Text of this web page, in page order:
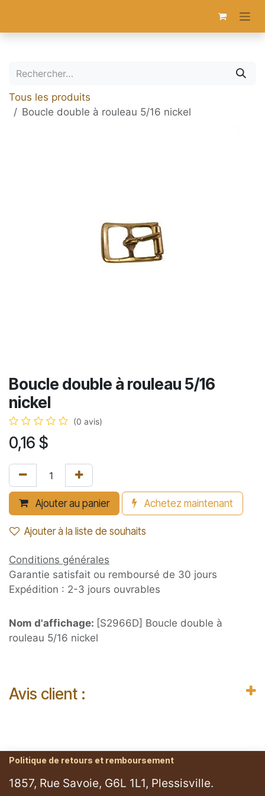
Tous les produits
Boucle double à rouleau 5/16 nickel
Boucle double à rouleau 5/16
nickel
(0 avis)
0,16 $
Ajouter au panier Achetez maintenant
Ajouter à la liste de souhaits
Conditions générales
Garantie satisfait ou remboursé de 30 jours
Expédition : 2-3 jours ouvrables
Nom d'affichage: [S2966D] Boucle double à
rouleau 5/16 nickel
Avis client :
Politique de retours et remboursement
1857, Rue Savoie, G6L 1L1, Plessisville.